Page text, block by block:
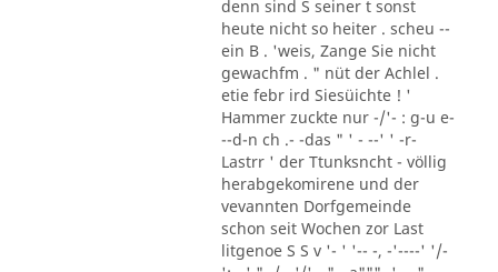
denn sind S seiner t sonst
heute nicht so heiter . scheu --
ein B . 'weis, Zange Sie nicht
gewachfm . " nüt der Achlel .
etie febr ird Siesüichte ! '
Hammer zuckte nur -/'- : g-u e-
--d-n ch .- -das " ' - --' ' -r-
Lastrr ' der Ttunksncht - völlig
herabgekomirene und der
vevannten Dorfgemeinde
schon seit Wochen zor Last
litgenoe S S v '- ' '-- -, -'----' '/-